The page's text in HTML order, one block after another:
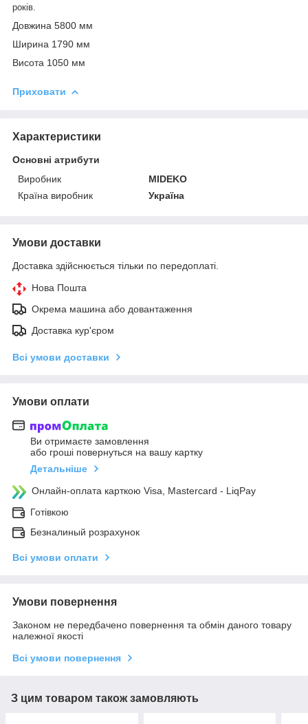
років.
Довжина 5800 мм
Ширина 1790 мм
Висота 1050 мм
Приховати
Характеристики
Основні атрибути
Виробник
MIDEKO
Країна виробник
Україна
Умови доставки
Доставка здійснюється тільки по передоплаті.
Нова Пошта
Окрема машина або довантаження
Доставка кур'єром
Всі умови доставки
Умови оплати
Ви отримаєте замовлення
або гроші повернуться на вашу картку
Детальніше
Онлайн-оплата карткою Visa, Mastercard - LiqPay
Готівкою
Безналиный розрахунок
Всі умови оплати
Умови повернення
Законом не передбачено повернення та обмін даного товару
належної якості
Всі умови повернення
З цим товаром також замовляють